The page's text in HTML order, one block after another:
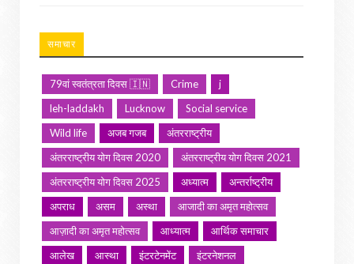
समाचार
79वां स्वतंत्रता दिवस 🇮🇳 Crime
j
leh-laddakh
Lucknow
Social service
Wild life
अजब गजब
अंतरराष्ट्रीय
अंतरराष्ट्रीय योग दिवस 2020
अंतरराष्ट्रीय योग दिवस 2021
अंतरराष्ट्रीय योग दिवस 2025
अध्यात्म
अन्तर्राष्ट्रीय
अपराध
असम अस्था
आजादी का अमृत महोत्सव
आज़ादी का अमृत महोत्सव
आध्यात्म
आर्थिक समाचार
आलेख
आस्था इंटरटेनमेंट
इंटरनेशनल